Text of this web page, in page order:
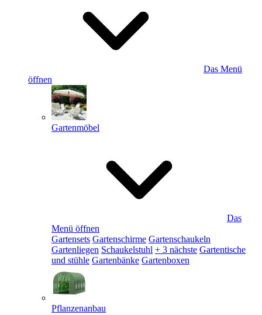
Das Menü
öffnen
Gartenmöbel
Das
Menü öffnen
Gartensets Gartenschirme Gartenschaukeln
Gartenliegen Schaukelstuhl + 3 nächste Gartentische
und stühle Gartenbänke Gartenboxen
Pflanzenanbau